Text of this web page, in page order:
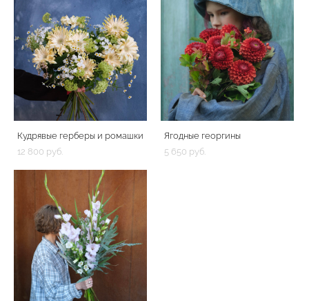
Кудрявые герберы и ромашки
12 800 pуб.
Ягодные георгины
5 650 pуб.